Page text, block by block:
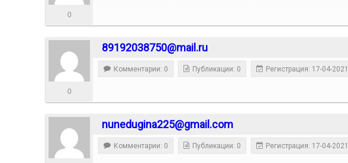
0
89192038750@mail.ru
0
Комментарии: 0 Публикации: 0 Регистрация: 17-04-2021
nunedugina225@gmail.com
Комментарии: 0 Публикации: 0 Регистрация: 17-04-2021